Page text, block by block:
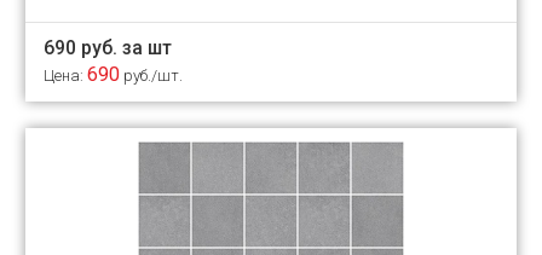
690 руб. за шт
Цена: 690 руб./шт.